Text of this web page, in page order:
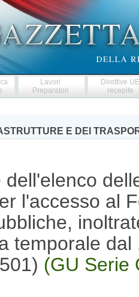
Lavori
Preparatori
Direttive
recepite
E DEI
l'accesso al
temporale
(GU Serie